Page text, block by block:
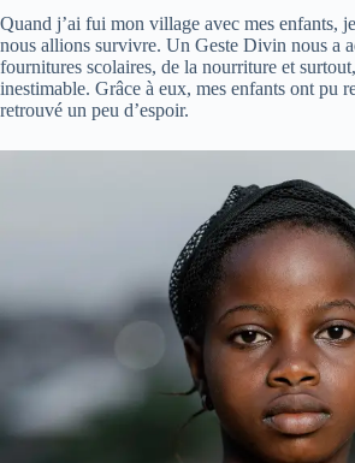
Quand j’ai fui mon village avec mes enfants,
nous allions survivre. Un Geste Divin nous a
fournitures scolaires, de la nourriture et
inestimable. Grâce à eux, mes enfants ont pu
retrouvé un peu d’espoir.